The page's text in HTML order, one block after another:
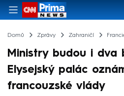
Domů Zprávy Zahraničí
Ministry budou i dva
Elysejský palác
francouzské vlády